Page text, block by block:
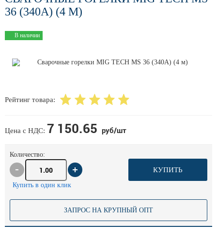
36 (340A) (4 М)
В наличии
Рейтинг товара:
Цена с НДС: 7 150.65 руб/шт
Количество:
КУПИТЬ
Купить в один клик
ЗАПРОС НА КРУПНЫЙ ОПТ